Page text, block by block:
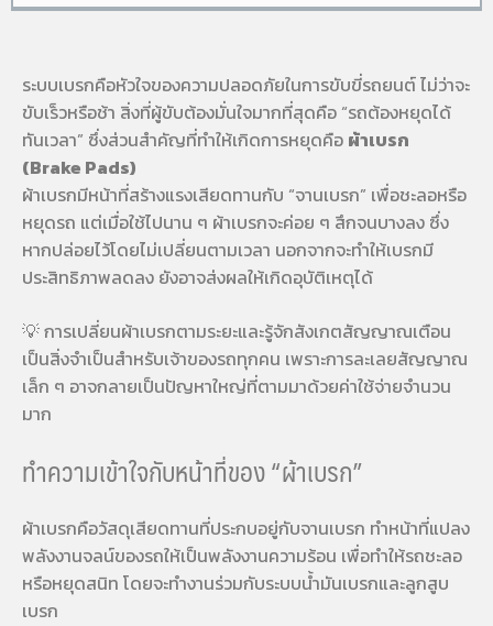
ระบบเบรกคือหัวใจของความปลอดภัยในการขับขี่รถยนต์ ไม่ว่าจะ
ขับเร็วหรือช้า สิ่งที่ผู้ขับต้องมั่นใจมากที่สุดคือ “รถต้องหยุดได้
ทันเวลา” ซึ่งส่วนสำคัญที่ทำให้เกิดการหยุดคือ ผ้าเบรก
(Brake Pads)
ผ้าเบรกมีหน้าที่สร้างแรงเสียดทานกับ “จานเบรก” เพื่อชะลอหรือ
หยุดรถ แต่เมื่อใช้ไปนาน ๆ ผ้าเบรกจะค่อย ๆ สึกจนบางลง ซึ่ง
หากปล่อยไว้โดยไม่เปลี่ยนตามเวลา นอกจากจะทำให้เบรกมี
ประสิทธิภาพลดลง ยังอาจส่งผลให้เกิดอุบัติเหตุได้
💡 การเปลี่ยนผ้าเบรกตามระยะและรู้จักสังเกตสัญญาณเตือน
เป็นสิ่งจำเป็นสำหรับเจ้าของรถทุกคน เพราะการละเลยสัญญาณ
เล็ก ๆ อาจกลายเป็นปัญหาใหญ่ที่ตามมาด้วยค่าใช้จ่ายจำนวน
มาก
ทำความเข้าใจกับหน้าที่ของ “ผ้าเบรก”
ผ้าเบรกคือวัสดุเสียดทานที่ประกบอยู่กับจานเบรก ทำหน้าที่แปลง
พลังงานจลน์ของรถให้เป็นพลังงานความร้อน เพื่อทำให้รถชะลอ
หรือหยุดสนิท โดยจะทำงานร่วมกับระบบน้ำมันเบรกและลูกสูบ
เบรก